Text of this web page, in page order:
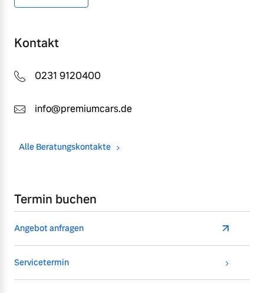
Kontakt
0231 9120400
info@premiumcars.de
Alle Beratungskontakte
Termin buchen
Angebot anfragen
Servicetermin